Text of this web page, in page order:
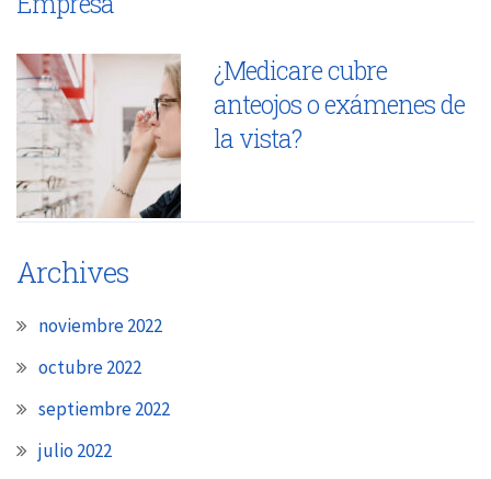
¿Medicare cubre
anteojos o exámenes de
la vista?
Archives
noviembre 2022
octubre 2022
septiembre 2022
julio 2022